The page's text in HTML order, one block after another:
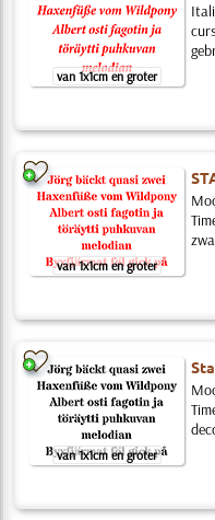
van 1x1cm en groter
van 1x1cm en groter
van 1x1cm en groter